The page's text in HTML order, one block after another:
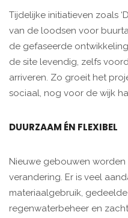
Tijdelijke initiatieven zoals
van de loodsen voor
de gefaseerde
de site levendig, zelfs
arriveren. Zo groeit het
sociaal, nog voor de wijk
DUURZAAM ÉN FLEXIBEL
Nieuwe gebouwen
verandering. Er is veel
materiaalgebruik,
regenwaterbeheer en